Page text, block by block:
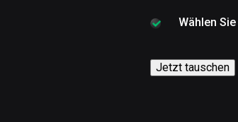
Wählen Sie
Jetzt tauschen